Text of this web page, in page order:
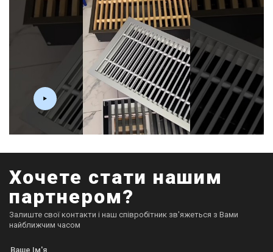
Хочете стати нашим
партнером?
Залиште свої контакти і наш співробітник зв'яжеться з Вами
найближчим часом